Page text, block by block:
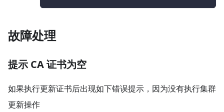
故障处理
提示 CA 证书为空
如果执行更新证书后出现如下错误提示，因为没有执行集群
更新操作